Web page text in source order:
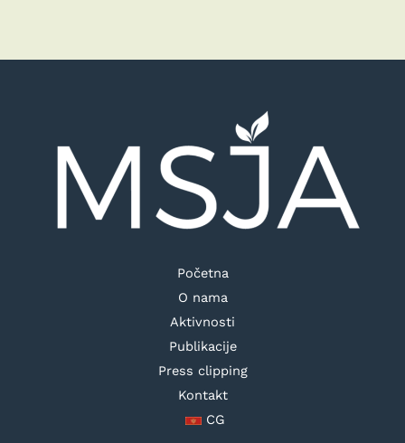
Početna
O nama
Aktivnosti
Publikacije
Press clipping
Kontakt
CG